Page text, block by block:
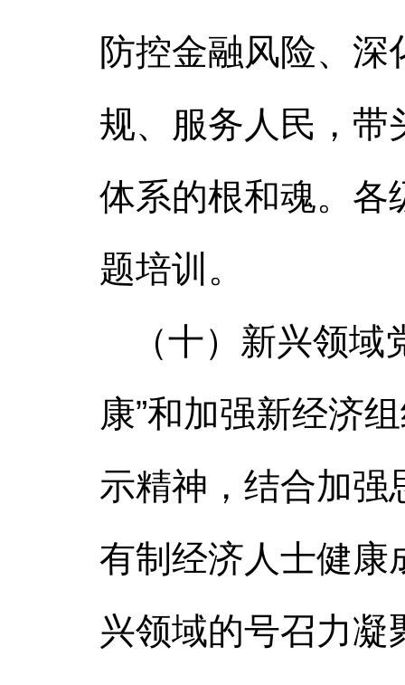
防控金融风险、
规、服务人民，带
体系的根和魂。各
题培训。
（十）新兴领
康”和加强新经济
示精神，结合加强
有制经济人士健康
兴领域的号召力凝